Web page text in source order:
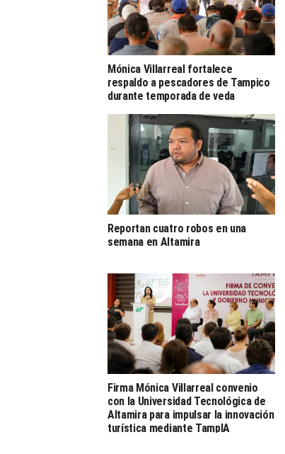
Mónica Villarreal fortalece
respaldo a pescadores de Tampico
durante temporada de veda
Reportan cuatro robos en una
semana en Altamira
Firma Mónica Villarreal convenio
con la Universidad Tecnológica de
Altamira para impulsar la innovación
turística mediante TampIA